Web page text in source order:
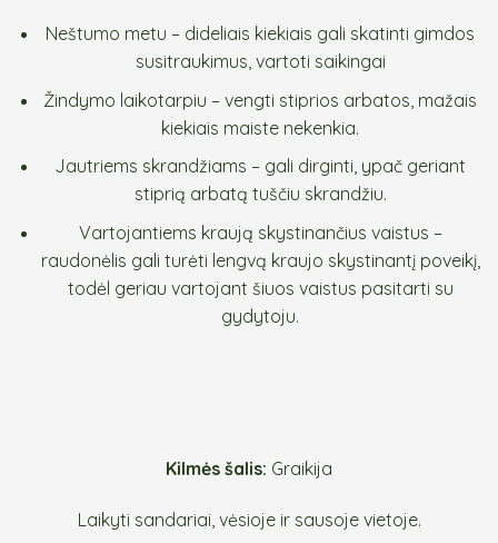
Neštumo metu – dideliais kiekiais gali skatinti gimdos
susitraukimus, vartoti saikingai
Žindymo laikotarpiu – vengti stiprios arbatos, mažais
kiekiais maiste nekenkia.
Jautriems skrandžiams – gali dirginti, ypač geriant
stiprią arbatą tuščiu skrandžiu.
Vartojantiems kraują skystinančius vaistus –
raudonėlis gali turėti lengvą kraujo skystinantį poveikį,
todėl geriau vartojant šiuos vaistus pasitarti su
gydytoju.
Kilmės šalis: Graikija
Laikyti sandariai, vėsioje ir sausoje vietoje.